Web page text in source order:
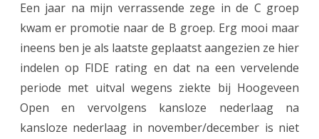
H
n
r
Een jaar na mijn verrassende zege in de C groep
kwam er promotie naar de B groep. Erg mooi maar
ineens ben je als laatste geplaatst aangezien ze hier
indelen op FIDE rating en dat na een vervelende
periode met uitval wegens ziekte bij Hoogeveen
Open en vervolgens kansloze nederlaag na
kansloze nederlaag in november/december is niet